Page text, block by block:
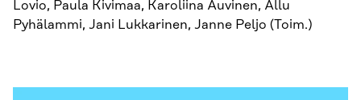
Lovio, Paula Kivimaa, Karoliina Auvinen, Allu
Pyhälammi, Jani Lukkarinen, Janne Peljo (Toim.)